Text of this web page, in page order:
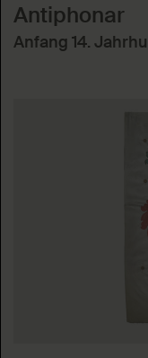
Antiphonar
Anfang 14.